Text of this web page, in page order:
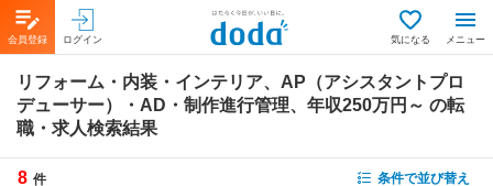
会員登録 ログイン 気になる メニュー
リフォーム・内装・インテリア、AP（アシスタントプロ
デューサー）・AD・制作進行管理、年収250万円～ の転
職・求人検索結果
8 件 条件で並び替え